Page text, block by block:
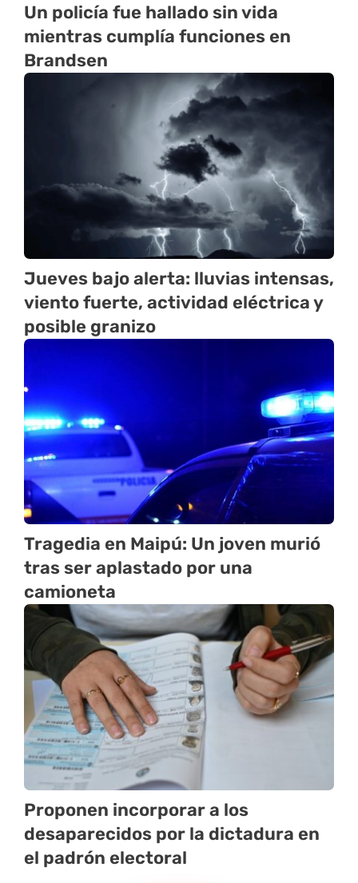
Un policía fue hallado sin vida
mientras cumplía funciones en
Brandsen
Jueves bajo alerta: lluvias intensas,
viento fuerte, actividad eléctrica y
posible granizo
Tragedia en Maipú: Un joven murió
tras ser aplastado por una
camioneta
Proponen incorporar a los
desaparecidos por la dictadura en
el padrón electoral